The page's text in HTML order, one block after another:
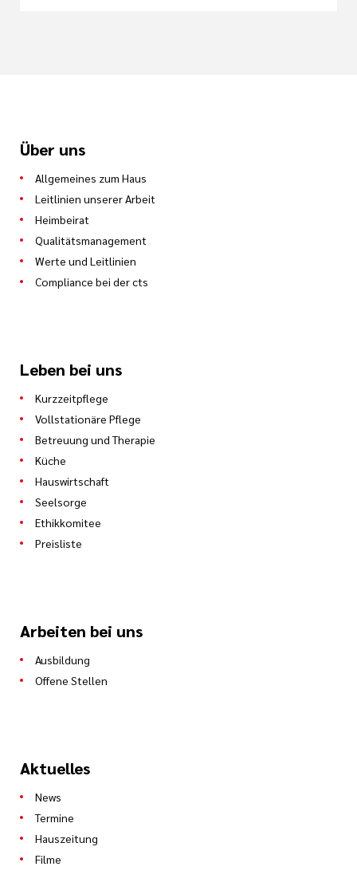
Über uns
Allgemeines zum Haus
Leitlinien unserer Arbeit
Heimbeirat
Qualitätsmanagement
Werte und Leitlinien
Compliance bei der cts
Leben bei uns
Kurzzeitpflege
Vollstationäre Pflege
Betreuung und Therapie
Küche
Hauswirtschaft
Seelsorge
Ethikkomitee
Preisliste
Arbeiten bei uns
Ausbildung
Offene Stellen
Aktuelles
News
Termine
Hauszeitung
Filme